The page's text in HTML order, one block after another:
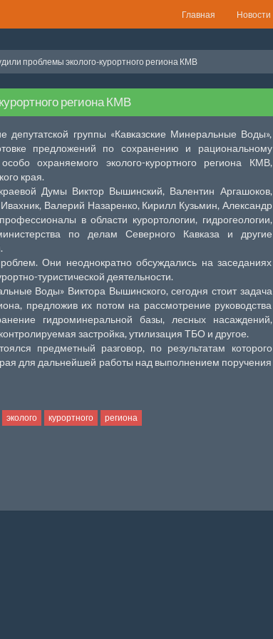
Главная Новости
проблемы эколого-курортного региона КМВ
региона КМВ
группы «Кавказские Минеральные Воды»,
предложений по сохранению и рациональному
охраняемого эколого-курортного региона КМВ,
края.
Думы Виктор Вышинский, Валентин Аргашоков,
Валерий Назаренко, Кирилл Кузьмин, Александр
в области курортологии, гидрогеологии,
по делам Северного Кавказа и другие
Они неоднократно обсуждались на заседаниях
туристической деятельности.
Воды» Виктора Вышинского, сегодня стоит задача
предложив их потом на рассмотрение руководства
гидроминеральной базы, лесных насаждений,
застройка, утилизация ТБО и другое.
предметный разговор, по результатам которого
для дальнейшей работы над выполнением поручения
эколого курортного региона